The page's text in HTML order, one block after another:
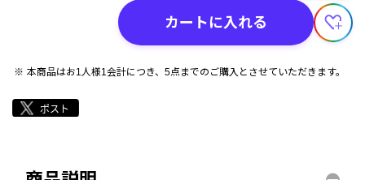
カートに入れる
本商品はお1人様1会計につき、5点までのご購入とさせていただきます。